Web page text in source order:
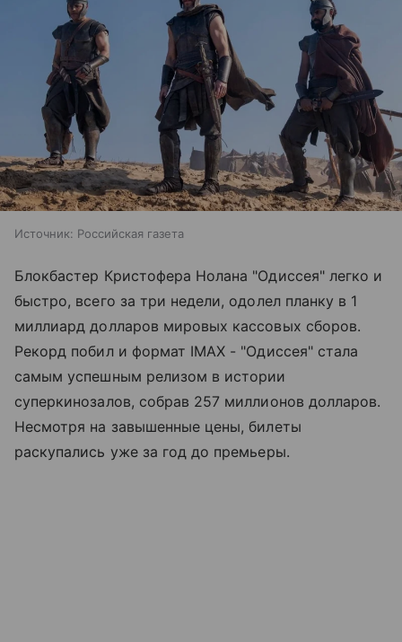
Источник: Российская газета
Блокбастер Кристофера Нолана "Одиссея" легко и
быстро, всего за три недели, одолел планку в 1
миллиард долларов мировых кассовых сборов.
Рекорд побил и формат IMAX - "Одиссея" стала
самым успешным релизом в истории
суперкинозалов, собрав 257 миллионов долларов.
Несмотря на завышенные цены, билеты
раскупались уже за год до премьеры.